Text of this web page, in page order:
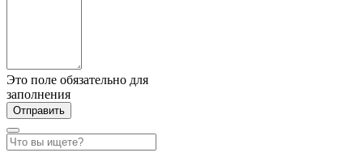
Это поле обязательно для
заполнения